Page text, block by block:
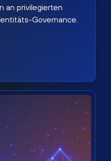
an privilegierten
Governance.